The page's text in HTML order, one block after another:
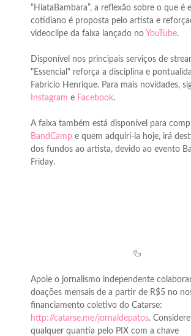
“HiataBambara”, a reflexão sobre o que é
cotidiano é proposta pelo artista e
videoclipe da faixa lançado no YouTube.
Disponível nos principais serviços de
"Essencial" reforça a disciplina e
Fabrício Henrique. Para mais novidades,
Instagram e Facebook.
A faixa também está disponível para
BandCamp e quem adquiri-la hoje, irá
dos fundos ao artista, devido ao evento
Friday.
🦆
Apoie o jornalismo independente
doações mensais de a partir de R$5 no
financiamento coletivo do Catarse:
http://catarse.me/jornaldepatos.
qualquer quantia pelo PIX com a chave